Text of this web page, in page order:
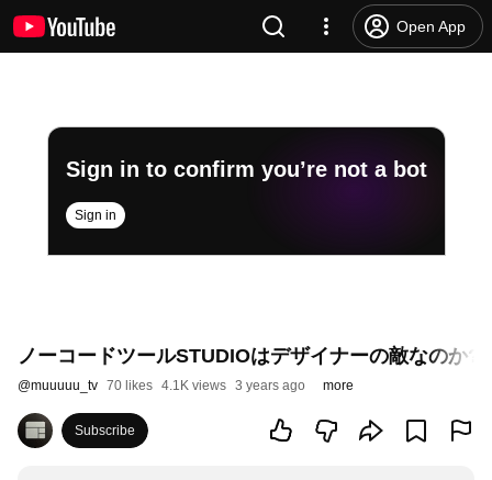
Open App
Sign in to confirm you’re not a bot
Sign in
ノーコードツールSTUDIOはデザイナーの敵なのか?
@muuuuu_tv 70 likes 4.1K views 3 years ago more
Subscribe